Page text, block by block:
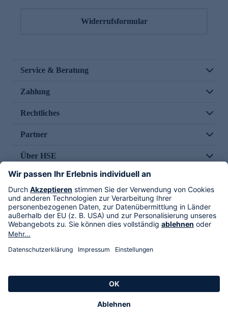
Widerrufsformular
Service & Beratung
Zahlung
Rechtliches
Partner
Über HSE
Im TV
HSE International